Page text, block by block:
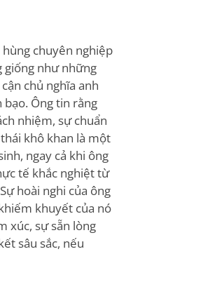
hùng chuyên nghiệp
giống như những
chủ nghĩa anh
Ông tin rằng
nhiệm, sự chuẩn
khô khan là một
ngay cả khi ông
tế khắc nghiệt từ
hoài nghi của ông
khuyết của nó
xúc, sự sẵn lòng
sâu sắc, nếu